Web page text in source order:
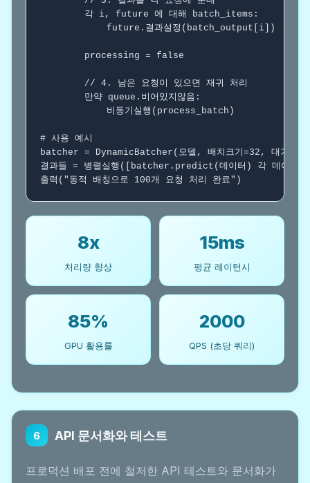
각 i, future 에 대해
batch_items:
            future.결과설정(batch_output[i])
        processing = false
// 4. 남은 요청이 있으면 재귀 처리
만약 queue.비어있지않음:
            비동기실행(process_batch)
# 사용 예시
batcher = DynamicBatcher(모델, 배치크기=32, 대기시간
결과들 = 병렬실행([batcher.predict(데이터) 각 데이터
출력("동적 배칭으로 100개 요청 처리 완료")
8x
처리량 향상
15ms
평균 레이턴시
85%
GPU 활용률
2000
QPS (초당 쿼리)
6 API 문서화와 테스트
프로덕션 배포 전에 철저한 API 테스트와 문서화가